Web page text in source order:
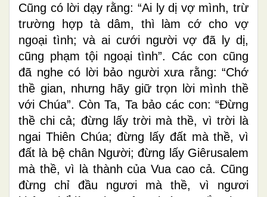
Cũng có lời dạy rằng: “Ai ly dị vợ mình, trừ
trường hợp tà dâm, thì làm cớ cho vợ
ngoại tình; và ai cưới người vợ đã ly dị,
cũng phạm tội ngoại tình”. Các con cũng
đã nghe có lời bảo người xưa rằng: “Chớ
thề gian, nhưng hãy giữ trọn lời mình thề
với Chúa”. Còn Ta, Ta bảo các con: “Ðừng
thề chi cả; đừng lấy trời mà thề, vì trời là
ngai Thiên Chúa; đừng lấy đất mà thề, vì
đất là bệ chân Người; đừng lấy Giêrusalem
mà thề, vì là thành của Vua cao cả. Cũng
đừng chỉ đầu ngươi mà thề, vì ngươi